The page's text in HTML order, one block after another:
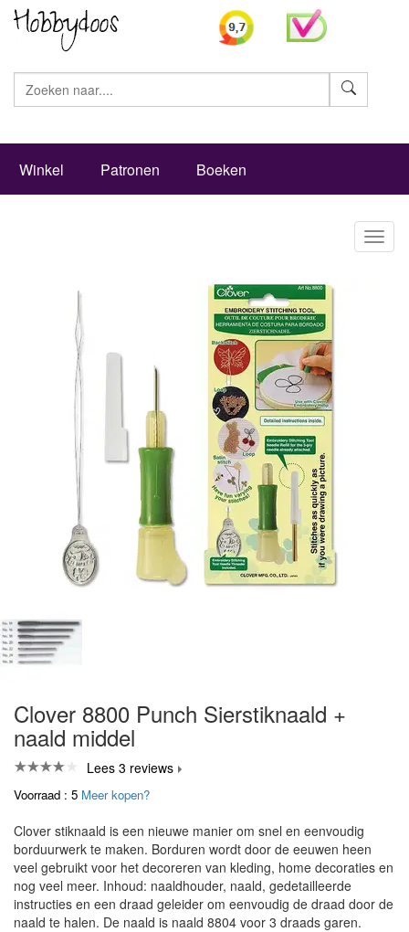
Winkel Patronen Boeken
Clover 8800 Punch Sierstiknaald +
naald middel
Lees 3 reviews
Voorraad : 5 Meer kopen?
Clover stiknaald is een nieuwe manier om snel en eenvoudig
borduurwerk te maken. Borduren wordt door de eeuwen heen
veel gebruikt voor het decoreren van kleding, home decoraties en
nog veel meer. Inhoud: naaldhouder, naald, gedetailleerde
instructies en een draad geleider om eenvoudig de draad door de
naald te halen. De naald is naald 8804 voor 3 draads garen.